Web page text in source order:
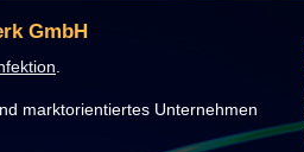
GmbH
marktorientiertes Unternehmen